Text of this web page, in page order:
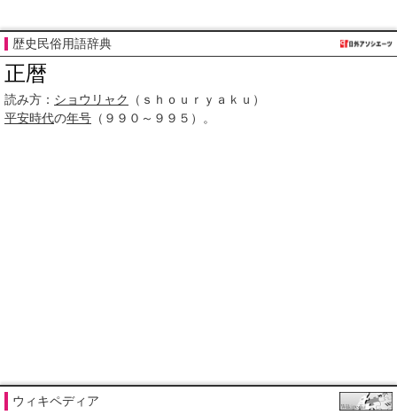
歴史民俗用語辞典
正暦
読み方： ショウリャク
（ｓｈｏｕｒｙａｋｕ）
平安時代の年号 （９９０～９９５）。
ウィキペディア